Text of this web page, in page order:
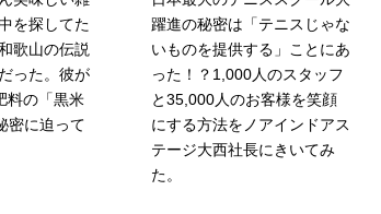
を探してた
歌山の伝説
った。彼が
料の「黒米
密に迫って
躍進の秘密は「テニスじゃな
いものを提供する」ことにあ
った！？1,000人のスタッフ
と35,000人のお客様を笑顔
にする方法をノアインドアス
テージ大西社長にきいてみ
た。